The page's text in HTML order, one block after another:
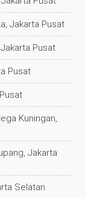
Jakarta Pusat
Jakarta Pusat
Pusat
Kuningan,
Jakarta
Selatan